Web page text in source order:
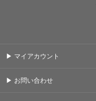
▶ マイアカウント
▶ お問い合わせ